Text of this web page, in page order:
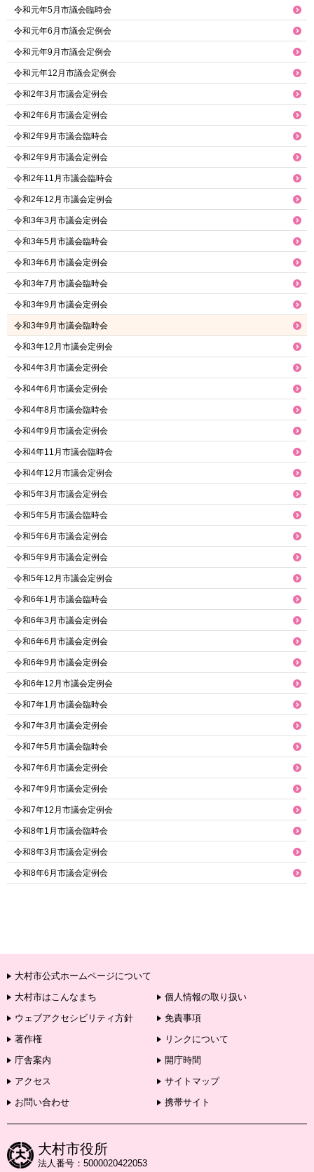
令和元年5月市議会臨時会
令和元年6月市議会定例会
令和元年9月市議会定例会
令和元年12月市議会定例会
令和2年3月市議会定例会
令和2年6月市議会定例会
令和2年9月市議会臨時会
令和2年9月市議会定例会
令和2年11月市議会臨時会
令和2年12月市議会定例会
令和3年3月市議会定例会
令和3年5月市議会臨時会
令和3年6月市議会定例会
令和3年7月市議会臨時会
令和3年9月市議会定例会
令和3年9月市議会臨時会
令和3年12月市議会定例会
令和4年3月市議会定例会
令和4年6月市議会定例会
令和4年8月市議会臨時会
令和4年9月市議会定例会
令和4年11月市議会臨時会
令和4年12月市議会定例会
令和5年3月市議会定例会
令和5年5月市議会臨時会
令和5年6月市議会定例会
令和5年9月市議会定例会
令和5年12月市議会定例会
令和6年1月市議会臨時会
令和6年3月市議会定例会
令和6年6月市議会定例会
令和6年9月市議会定例会
令和6年12月市議会定例会
令和7年1月市議会臨時会
令和7年3月市議会定例会
令和7年5月市議会臨時会
令和7年6月市議会定例会
令和7年9月市議会定例会
令和7年12月市議会定例会
令和8年1月市議会臨時会
令和8年3月市議会定例会
令和8年6月市議会定例会
大村市公式ホームページについて
大村市はこんなまち
個人情報の取り扱い
ウェブアクセシビリティ方針
免責事項
著作権
リンクについて
庁舎案内
開庁時間
アクセス
サイトマップ
お問い合わせ
携帯サイト
大村市役所
法人番号：5000020422053